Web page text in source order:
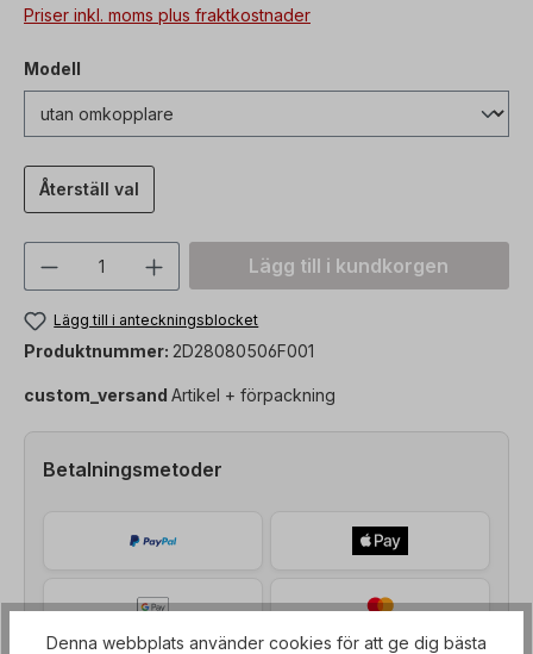
Priser inkl. moms plus fraktkostnader
Modell
Återställ val
Produktkvantitet: Ange önskat värde
Lägg till i kundkorgen
Lägg till i anteckningsblocket
Produktnummer: 2D28080506F001
custom_versand Artikel + förpackning
Betalningsmetoder
Denna webbplats använder cookies för att ge dig bästa